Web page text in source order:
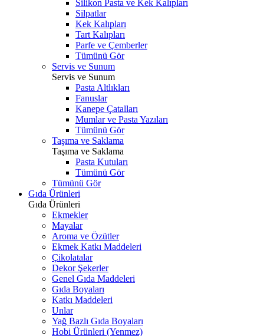
Silikon Pasta ve Kek Kalıpları
Silpatlar
Kek Kalıpları
Tart Kalıpları
Parfe ve Çemberler
Tümünü Gör
Servis ve Sunum
Servis ve Sunum
Pasta Altlıkları
Fanuslar
Kanepe Çatalları
Mumlar ve Pasta Yazıları
Tümünü Gör
Taşıma ve Saklama
Taşıma ve Saklama
Pasta Kutuları
Tümünü Gör
Tümünü Gör
Gıda Ürünleri
Gıda Ürünleri
Ekmekler
Mayalar
Aroma ve Özütler
Ekmek Katkı Maddeleri
Çikolatalar
Dekor Şekerler
Genel Gıda Maddeleri
Gıda Boyaları
Katkı Maddeleri
Unlar
Yağ Bazlı Gıda Boyaları
Hobi Ürünleri (Yenmez)